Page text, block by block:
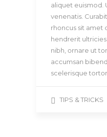
aliquet euismod.
venenatis.
rhoncus sit amet
hendrerit ultricies
nibh, ornare ut
accumsan
scelerisque
TIPS & TRICKS